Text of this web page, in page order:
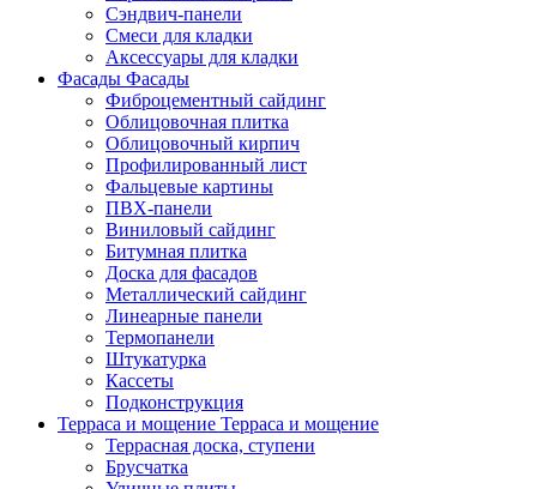
Сэндвич-панели
Смеси для кладки
Аксессуары для кладки
Фасады Фасады
Фиброцементный сайдинг
Облицовочная плитка
Облицовочный кирпич
Профилированный лист
Фальцевые картины
ПВХ-панели
Виниловый сайдинг
Битумная плитка
Доска для фасадов
Металлический сайдинг
Линеарные панели
Термопанели
Штукатурка
Кассеты
Подконструкция
Терраса и мощение Терраса и мощение
Террасная доска, ступени
Брусчатка